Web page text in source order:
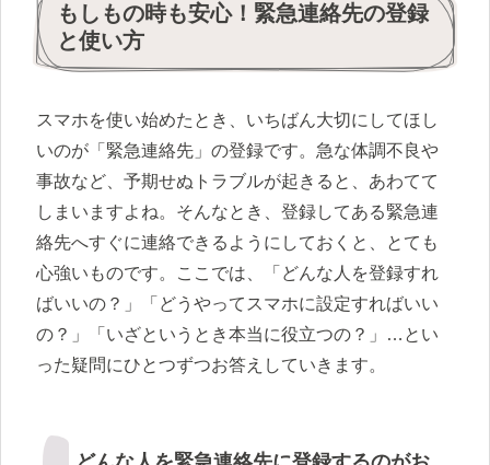
もしもの時も安心！緊急連絡先の登録
と使い方
スマホを使い始めたとき、いちばん大切にしてほし
いのが「緊急連絡先」の登録です。急な体調不良や
事故など、予期せぬトラブルが起きると、あわてて
しまいますよね。そんなとき、登録してある緊急連
絡先へすぐに連絡できるようにしておくと、とても
心強いものです。ここでは、「どんな人を登録すれ
ばいいの？」「どうやってスマホに設定すればいい
の？」「いざというとき本当に役立つの？」…とい
った疑問にひとつずつお答えしていきます。